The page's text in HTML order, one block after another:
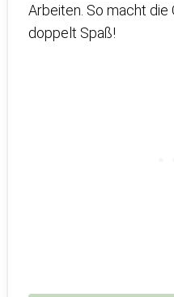
Arbeiten. So macht die
doppelt Spaß!